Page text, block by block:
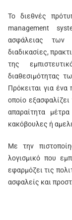
Το διεθνές
management
ασφάλειας των
διαδικασίες,
της
διαθεσιμότητας
Πρόκειται για
οποίο
απαραίτητα
κακόβουλες ή
Με την
λογισμικό που
εφαρμόζει τις
ασφαλείς και